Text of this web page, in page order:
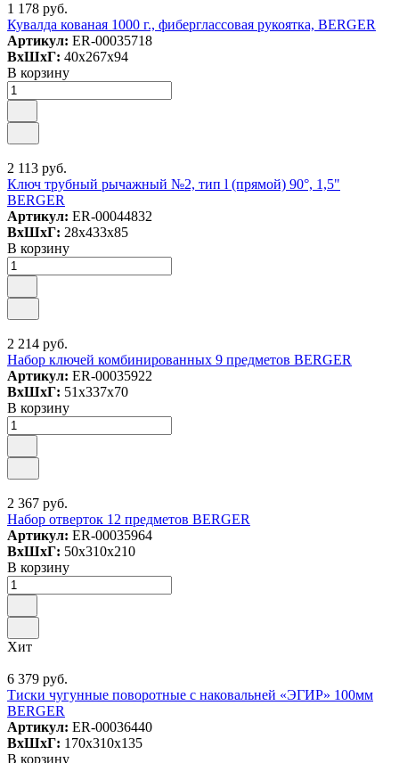
1 178 руб.
Кувалда кованая 1000 г., фиберглассовая рукоятка, BERGER
Артикул: ER-00035718
ВxШxГ: 40x267x94
В корзину
2 113 руб.
Ключ трубный рычажный №2, тип l (прямой) 90°, 1,5"
BERGER
Артикул: ER-00044832
ВxШxГ: 28x433x85
В корзину
2 214 руб.
Набор ключей комбинированных 9 предметов BERGER
Артикул: ER-00035922
ВxШxГ: 51x337x70
В корзину
2 367 руб.
Набор отверток 12 предметов BERGER
Артикул: ER-00035964
ВxШxГ: 50x310x210
В корзину
Хит
6 379 руб.
Тиски чугунные поворотные с наковальней «ЭГИР» 100мм
BERGER
Артикул: ER-00036440
ВxШxГ: 170x310x135
В корзину